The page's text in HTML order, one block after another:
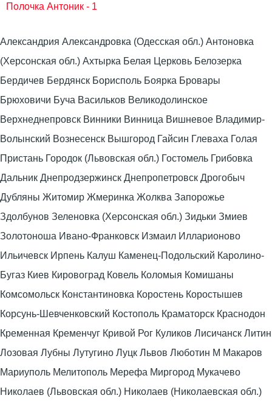
Полочка Антоник - 1
Александрия Александровка (Одесская обл.) Антоновка
(Херсонская обл.) Ахтырка Белая Церковь Белозерка
Бердичев Бердянск Борисполь Боярка Бровары
Брюховичи Буча Васильков Великодолинское
Верхнеднепровск Винники Винница Вишневое Владимир-
Волынский Вознесенск Вышгород Гайсин Глеваха Голая
Пристань Городок (Львовская обл.) Гостомель Грибовка
Дальник Днепродзержинск Днепропетровск Дрогобыч
Дубляны Житомир Жмеринка Жолква Запорожье
Здолбунов Зеленовка (Херсонская обл.) Зидьки Змиев
Золотоноша Ивано-Франковск Измаил Илларионово
Ильичевск Ирпень Калуш Каменец-Подольский Каролино-
Бугаз Киев Кировоград Ковель Коломыя Комишаны
Комсомольск Константиновка Коростень Коростышев
Корсунь-Шевченковский Костополь Краматорск Краснодон
Кременная Кременчуг Кривой Рог Куликов Лисичанск Литин
Лозовая Лубны Лутугино Луцк Львов Люботин М Макаров
Мариуполь Мелитополь Мерефа Миргород Мукачево
Николаев (Львовская обл.) Николаев (Николаевская обл.)